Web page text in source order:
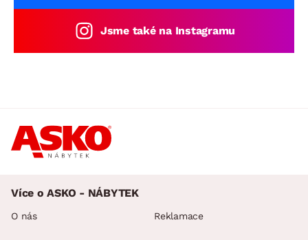
Jsme také na Instagramu
Více o ASKO - NÁBYTEK
O nás Reklamace